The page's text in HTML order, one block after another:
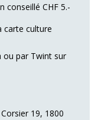
conseillé CHF 5.-
carte culture
ou par Twint sur
19, 1800